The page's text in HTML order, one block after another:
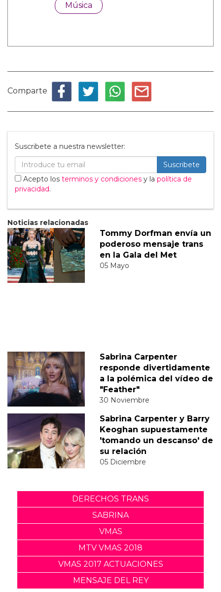
Música
Comparte
Suscribete a nuestra newsletter:
Suscribete
Acepto los terminos y condiciones y la política de
privacidad.
Noticias relacionadas
Tommy Dorfman envía un
poderoso mensaje trans
en la Gala del Met
05 Mayo
Sabrina Carpenter
responde divertidamente
a la polémica del vídeo de
"Feather"
30 Noviembre
Sabrina Carpenter y Barry
Keoghan supuestamente
'tomando un descanso' de
su relación
05 Diciembre
DERECHOS TRANS
SABRINA
VMAS
MTV VMAS 2018
VMAS 2017 ACTUACIONES
MENSAJE DEL REY